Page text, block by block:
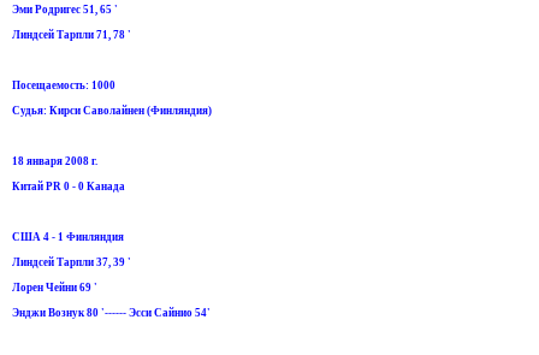
Эми Родригес 51, 65 '
Линдсей Тарпли 71, 78 '
Посещаемость: 1000
Судья: Кирси Саволайнен (Финляндия)
18 января 2008 г.
Китай PR 0 - 0 Канада
США 4 - 1 Финляндия
Линдсей Тарпли 37, 39 '
Лорен Чейни 69 '
Энджи Вознук 80 '------ Эсси Сайнио 54'